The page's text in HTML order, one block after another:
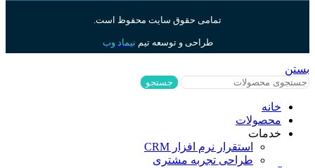
تمامی حقوق سایت محفوظ است.
طراحی و توسعه تیم نیماد وب
بستن
جستجو
خانه
محصولات
خدمات
استقرار نرم افزار CRM
طراحی تجربه مشتری